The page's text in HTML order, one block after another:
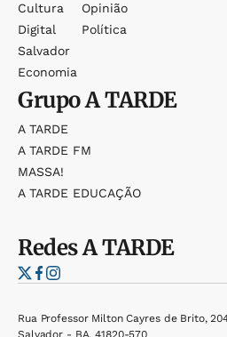
Cultura
Digital
Salvador
Economia
Opinião
Política
GrupoA TARDE
A TARDE
A TARDE FM
MASSA!
A TARDE EDUCAÇÃO
RedesA TARDE
Rua Professor Milton Cayres de Brito,
Salvador - BA, 41820-570